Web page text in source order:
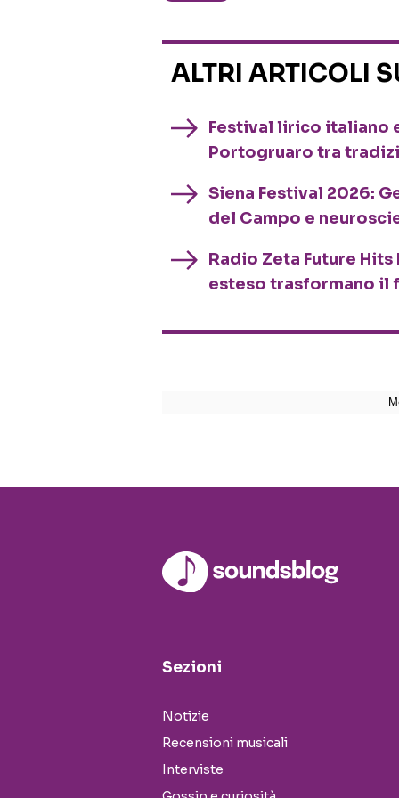
ALTRI ARTICOLI
Festival lirico italiano
Portogruaro tra
Siena Festival 2026:
del Campo e
Radio Zeta Future
esteso trasformano il
Sezioni
Notizie
Recensioni musicali
Interviste